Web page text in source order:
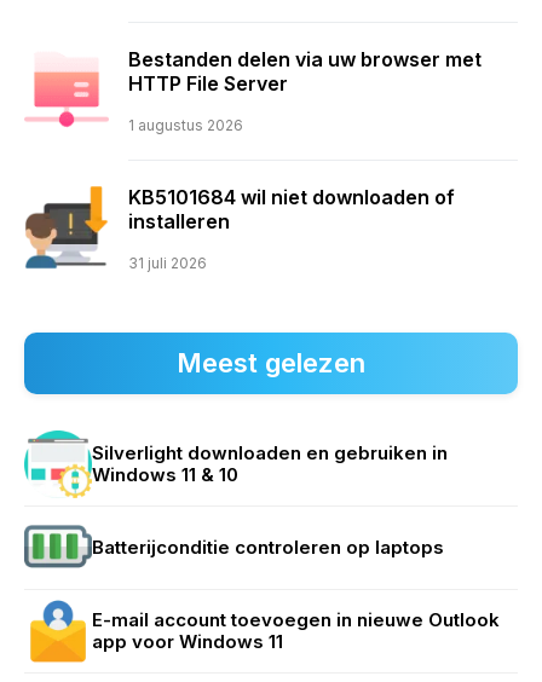
Bestanden delen via uw browser met
HTTP File Server
1 augustus 2026
KB5101684 wil niet downloaden of
installeren
31 juli 2026
Meest gelezen
Silverlight downloaden en gebruiken in
Windows 11 & 10
Batterijconditie controleren op laptops
E-mail account toevoegen in nieuwe Outlook
app voor Windows 11